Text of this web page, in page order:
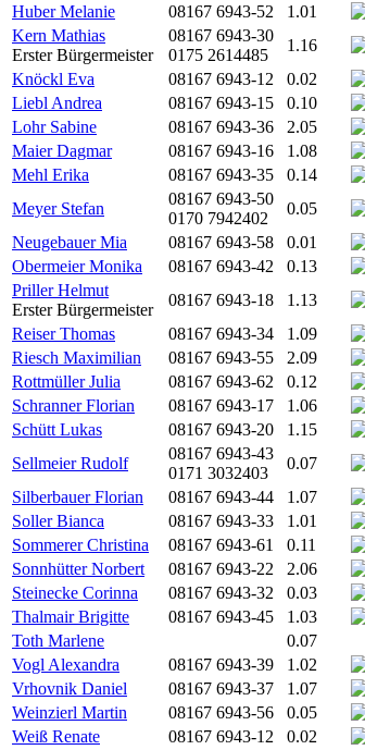
Huber Melanie
08167 6943-52 1.01
Kern Mathias
Erster Bürgermeister
08167 6943-30
0175 2614485
1.16
Knöckl Eva
08167 6943-12 0.02
Liebl Andrea
08167 6943-15 0.10
Lohr Sabine
08167 6943-36 2.05
Maier Dagmar
08167 6943-16 1.08
Mehl Erika
08167 6943-35 0.14
Meyer Stefan
08167 6943-50
0170 7942402
0.05
Neugebauer Mia
08167 6943-58 0.01
Obermeier Monika
08167 6943-42 0.13
Priller Helmut
Erster Bürgermeister
08167 6943-18 1.13
Reiser Thomas
08167 6943-34 1.09
Riesch Maximilian
08167 6943-55 2.09
Rottmüller Julia
08167 6943-62 0.12
Schranner Florian
08167 6943-17 1.06
Schütt Lukas
08167 6943-20 1.15
Sellmeier Rudolf
08167 6943-43
0171 3032403
0.07
Silberbauer Florian
08167 6943-44 1.07
Soller Bianca
08167 6943-33 1.01
Sommerer Christina
08167 6943-61 0.11
Sonnhütter Norbert
08167 6943-22 2.06
Steinecke Corinna
08167 6943-32 0.03
Thalmair Brigitte
08167 6943-45 1.03
Toth Marlene
0.07
Vogl Alexandra
08167 6943-39 1.02
Vrhovnik Daniel
08167 6943-37 1.07
Weinzierl Martin
08167 6943-56 0.05
Weiß Renate
08167 6943-12 0.02